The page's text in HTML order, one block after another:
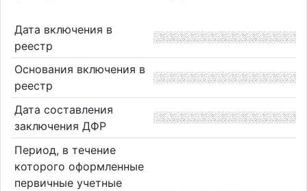
Дата включения в
реестр
Основания включения в
реестр
Дата составления
заключения ДФР
Период, в течение
которого оформленные
первичные учетные